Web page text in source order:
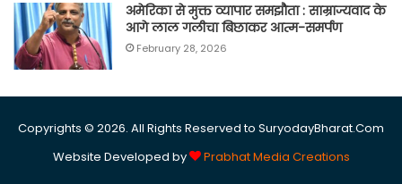
अमेरिका से मुक्त व्यापार समझौता : साम्राज्यवाद के
आगे लाल गलीचा बिछाकर आत्म-समर्पण
February 28, 2026
Copyrights © 2026. All Rights Reserved to SuryodayBharat.Com
Website Developed by
Prabhat Media Creations